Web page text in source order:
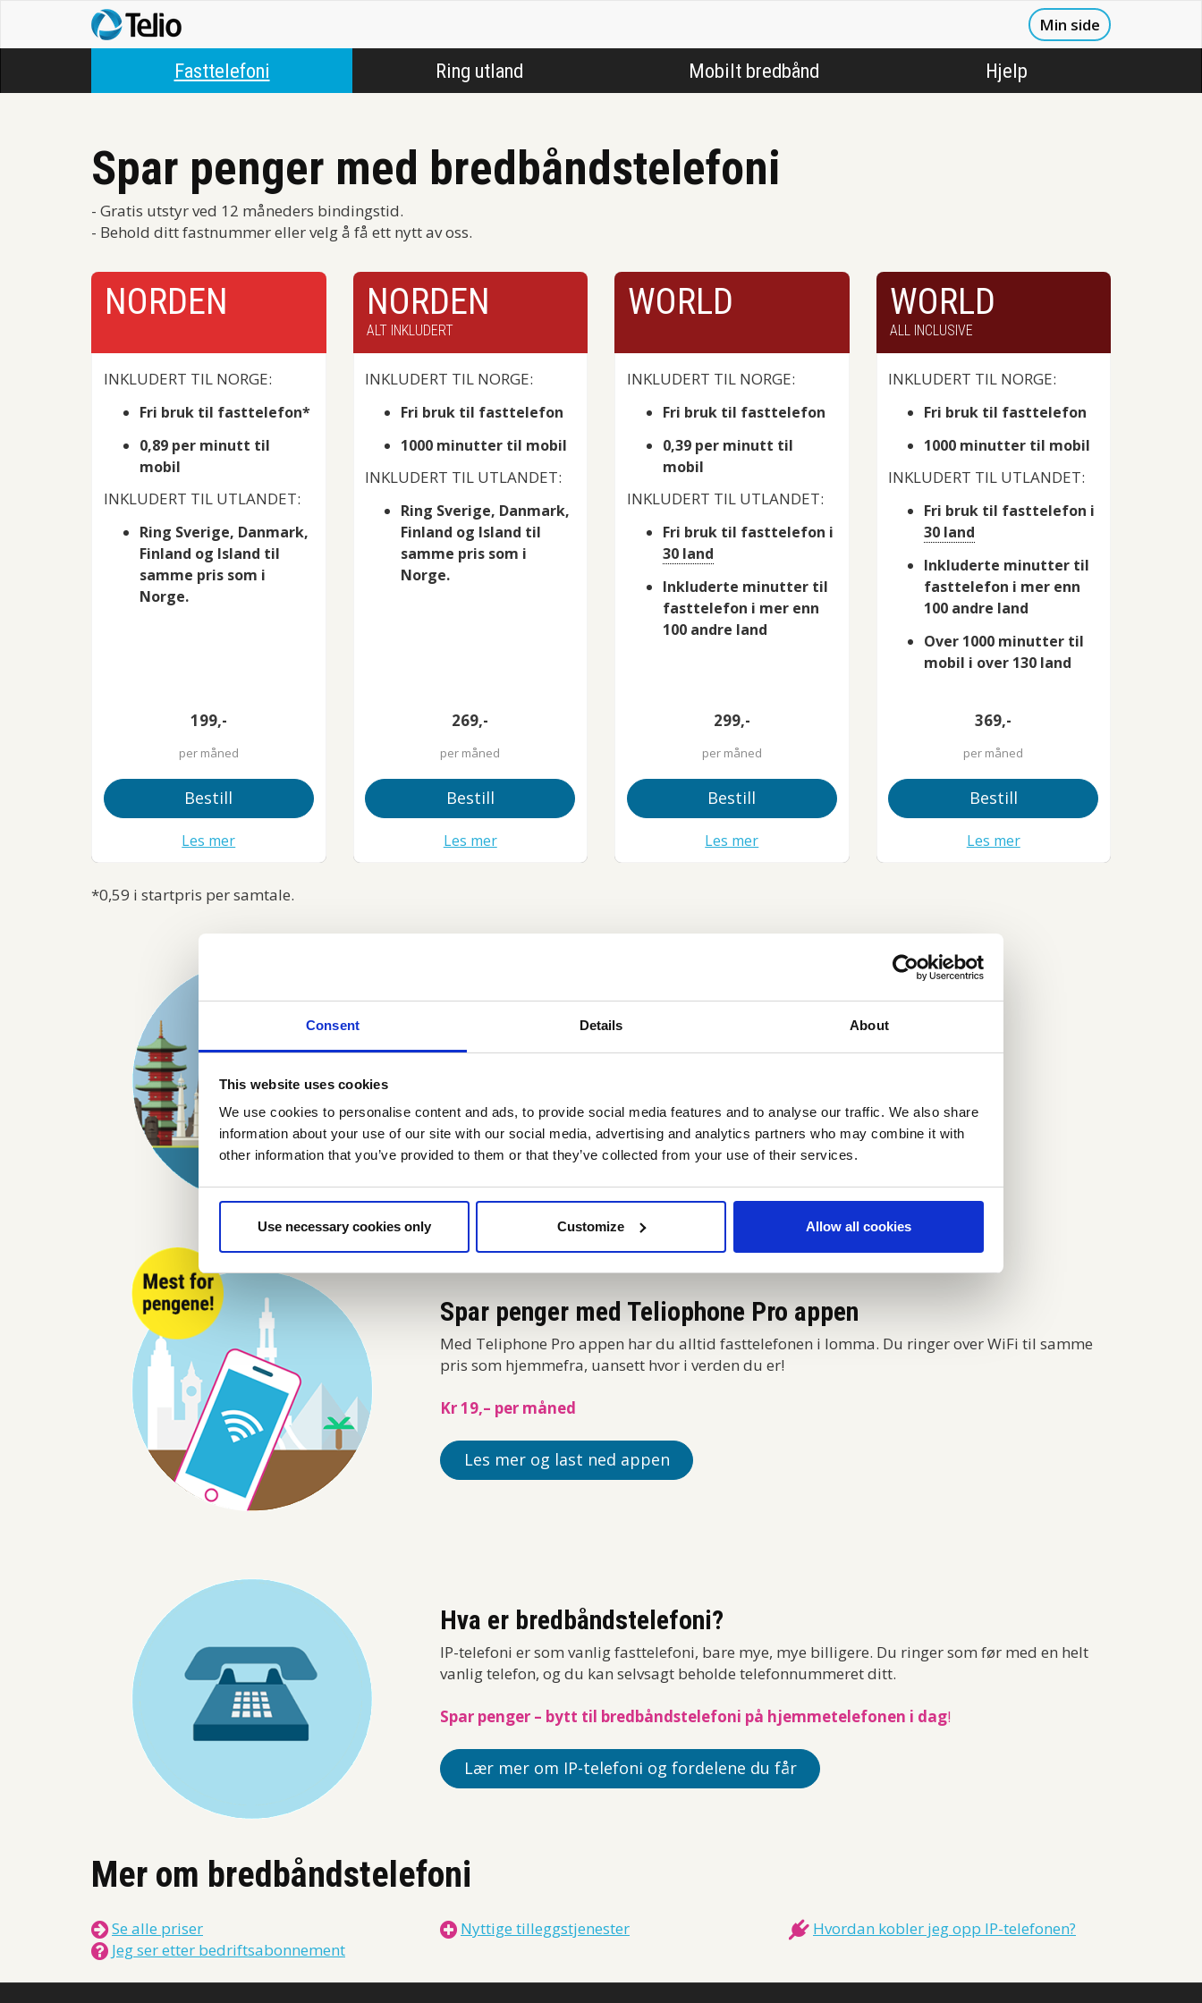
Consent Details About
This website uses cookies
We use cookies to personalise content and ads, to provide social media features and to analyse our traffic. We also share
information about your use of our site with our social media, advertising and analytics partners who may combine it with
other information that you’ve provided to them or that they’ve collected from your use of their services.
Use necessary cookies only Customize Allow all cookies
Min side
Fasttelefoni Ring utland Mobilt bredbånd Hjelp
Spar penger med bredbåndstelefoni
- Gratis utstyr ved 12 måneders bindingstid.
- Behold ditt fastnummer eller velg å få ett nytt av oss.
NORDEN
INKLUDERT TIL NORGE:
Fri bruk til fasttelefon*
0,89 per minutt til
mobil
INKLUDERT TIL UTLANDET:
Ring Sverige, Danmark,
Finland og Island til
samme pris som i
Norge.
199,-
per måned
Bestill
Les mer
NORDEN
ALT INKLUDERT
INKLUDERT TIL NORGE:
Fri bruk til fasttelefon
1000 minutter til mobil
INKLUDERT TIL UTLANDET:
Ring Sverige, Danmark,
Finland og Island til
samme pris som i
Norge.
269,-
per måned
Bestill
Les mer
WORLD
INKLUDERT TIL NORGE:
Fri bruk til fasttelefon
0,39 per minutt til
mobil
INKLUDERT TIL UTLANDET:
Fri bruk til fasttelefon i
30 land
Inkluderte minutter til
fasttelefon i mer enn
100 andre land
299,-
per måned
Bestill
Les mer
WORLD
ALL INCLUSIVE
INKLUDERT TIL NORGE:
Fri bruk til fasttelefon
1000 minutter til mobil
INKLUDERT TIL UTLANDET:
Fri bruk til fasttelefon i
30 land
Inkluderte minutter til
fasttelefon i mer enn
100 andre land
Over 1000 minutter til
mobil i over 130 land
369,-
per måned
Bestill
Les mer
*0,59 i startpris per samtale.
Ring billig til utlandet
Velger du et av våre World-abonnement ringer du ekstra billig til utlandet.
Sjekk prisen til ditt land her
Spar penger med Teliophone Pro appen
Med Teliphone Pro appen har du alltid fasttelefonen i lomma. Du ringer over WiFi til samme
pris som hjemmefra, uansett hvor i verden du er!
Kr 19,– per måned
Les mer og last ned appen
Hva er bredbåndstelefoni?
IP-telefoni er som vanlig fasttelefoni, bare mye, mye billigere. Du ringer som før med en helt
vanlig telefon, og du kan selvsagt beholde telefonnummeret ditt.
Spar penger – bytt til bredbåndstelefoni på hjemmetelefonen i dag!
Lær mer om IP-telefoni og fordelene du får
Mer om bredbåndstelefoni
Se alle priser
Jeg ser etter bedriftsabonnement
Nyttige tilleggstjenester Hvordan kobler jeg opp IP-telefonen?